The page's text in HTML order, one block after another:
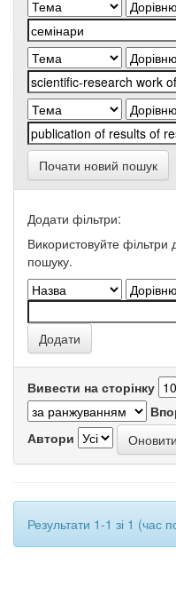
Почати новий пошук
Додати фільтри:
Використовуйте фільтри
пошуку.
Вивести на сторінку
Автори
Результати 1-1 зі 1 (час